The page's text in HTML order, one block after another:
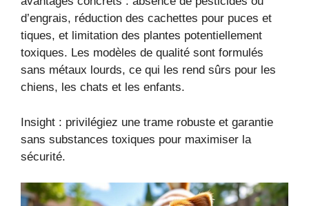
d’engrais, réduction des cachettes pour puces et
tiques, et limitation des plantes potentiellement
toxiques. Les modèles de qualité sont formulés
sans métaux lourds, ce qui les rend sûrs pour les
chiens, les chats et les enfants.
Insight : privilégiez une trame robuste et garantie
sans substances toxiques pour maximiser la
sécurité.